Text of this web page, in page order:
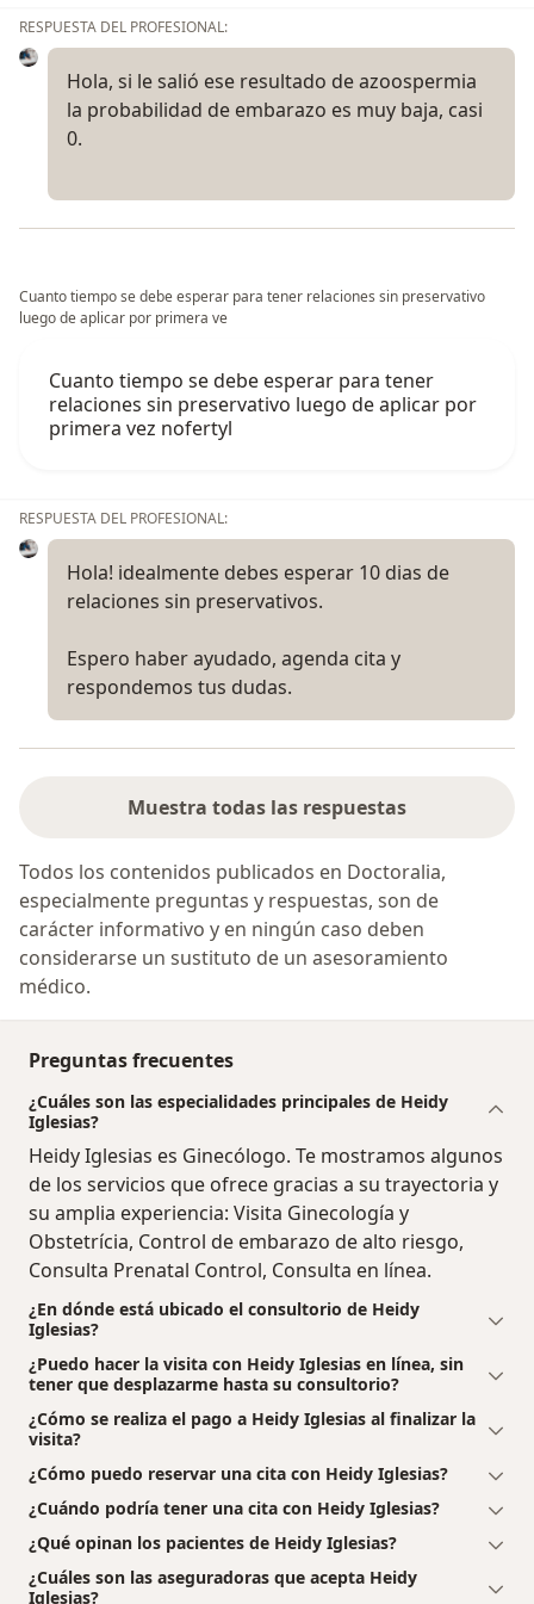
RESPUESTA DEL PROFESIONAL:
Hola, si le salió ese resultado de azoospermia
la probabilidad de embarazo es muy baja, casi
0.
Cuanto tiempo se debe esperar para tener relaciones sin preservativo
luego de aplicar por primera ve
Cuanto tiempo se debe esperar para tener
relaciones sin preservativo luego de aplicar por
primera vez nofertyl
RESPUESTA DEL PROFESIONAL:
Hola! idealmente debes esperar 10 dias de
relaciones sin preservativos.
Espero haber ayudado, agenda cita y
respondemos tus dudas.
Muestra todas las respuestas
Todos los contenidos publicados en Doctoralia,
especialmente preguntas y respuestas, son de
carácter informativo y en ningún caso deben
considerarse un sustituto de un asesoramiento
médico.
Preguntas frecuentes
¿Cuáles son las especialidades principales de Heidy
Iglesias?
Heidy Iglesias es Ginecólogo. Te mostramos algunos
de los servicios que ofrece gracias a su trayectoria y
su amplia experiencia: Visita Ginecología y
Obstetrícia, Control de embarazo de alto riesgo,
Consulta Prenatal Control, Consulta en línea.
¿En dónde está ubicado el consultorio de Heidy
Iglesias?
¿Puedo hacer la visita con Heidy Iglesias en línea, sin
tener que desplazarme hasta su consultorio?
¿Cómo se realiza el pago a Heidy Iglesias al finalizar la
visita?
¿Cómo puedo reservar una cita con Heidy Iglesias?
¿Cuándo podría tener una cita con Heidy Iglesias?
¿Qué opinan los pacientes de Heidy Iglesias?
¿Cuáles son las aseguradoras que acepta Heidy
Iglesias?